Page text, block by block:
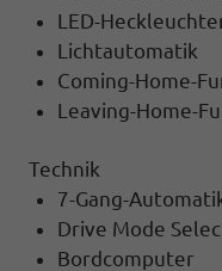
LED-
Lichtautomatik
Coming-Home-
Leaving-Home-
Technik
7-Gang-
Drive Mode
Bordcomputer